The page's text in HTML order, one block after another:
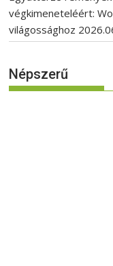
végkimeneteléért:
világossághoz
Népszerű